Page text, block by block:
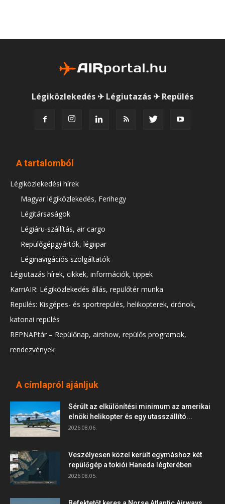
Légiközlekedés ✈ Légiutazás ✈ Repülés
A tartalomból
Légiközlekedési hírek
Magyar légiközlekedés, Ferihegy
Légitársaságok
Légiáru-szállítás, air cargo
Repülőgépgyártók, légiipar
Léginavigációs szolgáltatók
Légiutazás hírek, cikkek, információk, tippek
KarriAIR: Légiközlekedés állás, repülőtér munka
Repülés: Kisgépes- és sportrepülés, helikopterek, drónok,
katonai repülés
REPNAPtár – Repülőnap, airshow, repülős programok,
rendezvények
A címlapról ajánljuk
Sérült az elkülönítési minimum az amerikai
elnöki helikopter és egy utasszállító...
2026.08.06.
Veszélyesen közel került egymáshoz két
repülőgép a tokiói Haneda légterében
2026.08.05.